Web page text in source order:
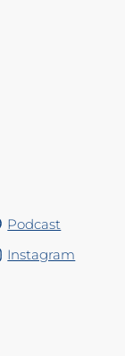
Podcast
Instagram